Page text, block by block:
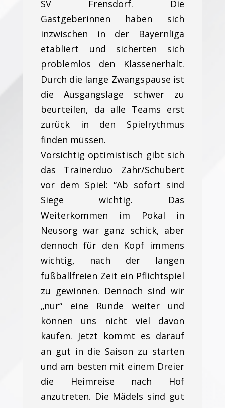
SV Frensdorf. Die
Gastgeberinnen haben sich
inzwischen in der Bayernliga
etabliert und sicherten sich
problemlos den Klassenerhalt.
Durch die lange Zwangspause ist
die Ausgangslage schwer zu
beurteilen, da alle Teams erst
zurück in den Spielrythmus
finden müssen.
Vorsichtig optimistisch gibt sich
das Trainerduo Zahr/Schubert
vor dem Spiel: “Ab sofort sind
Siege wichtig. Das
Weiterkommen im Pokal in
Neusorg war ganz schick, aber
dennoch für den Kopf immens
wichtig, nach der langen
fußballfreien Zeit ein Pflichtspiel
zu gewinnen. Dennoch sind wir
„nur“ eine Runde weiter und
können uns nicht viel davon
kaufen. Jetzt kommt es darauf
an gut in die Saison zu starten
und am besten mit einem Dreier
die Heimreise nach Hof
anzutreten. Die Mädels sind gut